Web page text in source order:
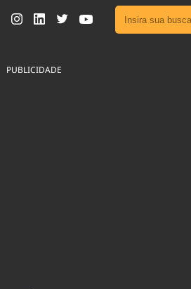
Ver
PUBLICIDADE